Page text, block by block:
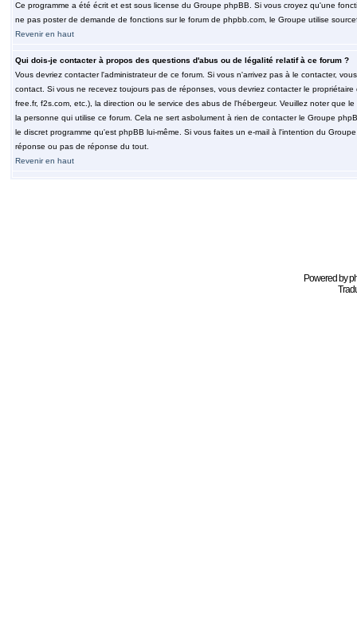
Ce programme a été écrit et est sous license du Groupe phpBB. Si vous croyez qu'une
ne pas poster de demande de fonctions sur le forum de phpbb.com, le Groupe utilise
Revenir en haut
Qui dois-je contacter à propos des questions d'abus ou de légalité relatif à ce forum ?
Vous devriez contacter l'administrateur de ce forum. Si vous n'arrivez pas à le contacter,
contact. Si vous ne recevez toujours pas de réponses, vous devriez contacter le
free.fr, f2s.com, etc.), la direction ou le service des abus de l'hébergeur. Veuillez noter
la personne qui utilise ce forum. Cela ne sert asbolument à rien de contacter le Groupe
le discret programme qu'est phpBB lui-même. Si vous faites un e-mail à l'intention du
réponse ou pas de réponse du tout.
Revenir en haut
Powered by